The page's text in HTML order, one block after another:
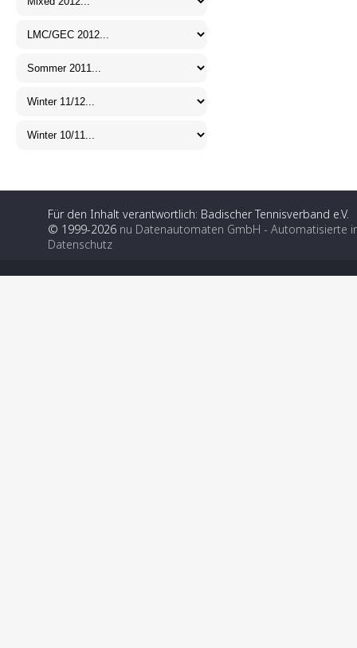
Für den Inhalt verantwortlich: Badischer Tennisverband e.V.
© 1999-2026 nu Datenautomaten GmbH - Automatisierte
Datenschutz